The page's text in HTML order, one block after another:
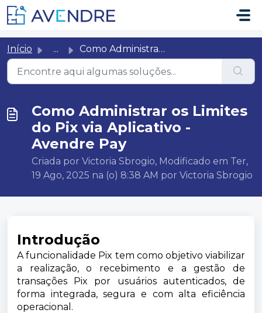
Ir para o conteúdo principal
Início ... Como Administrar os Limites do Pix via Aplicativo - Avend...
Como Administrar os Limites
do Pix via Aplicativo -
Avendre Pay
Criada por Victoria Sbrogio, Modificado em Ter,
19 Ago, 2025 na (o) 8:38 AM por Victoria Sbrogio
Introdução
A funcionalidade Pix tem como objetivo viabilizar
a realização, o recebimento e a gestão de
transações Pix por usuários autenticados, de
forma integrada, segura e com alta eficiência
operacional.